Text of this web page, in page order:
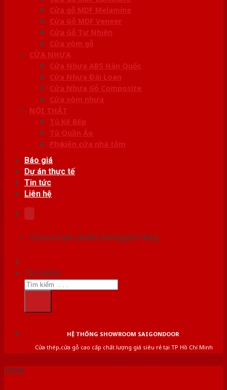
Cửa gỗ MDF Melamine
Cửa Gỗ MDF Veneer
Cửa Gỗ Tự Nhiên
Cửa vòm gỗ
CỬA NHỰA
Cửa Nhựa ABS Hàn Quốc
Cửa Nhựa Đài Loan
Cửa Nhựa Gỗ Composite
Cửa vòm nhựa
NỘI THẤT
Tủ Kệ Bếp
Tủ Quần Áo
Phụ kiện cửa nhà tắm
Báo giá
Dự án thực tế
Tin tức
Liên hệ
Chưa có sản phẩm trong giỏ hàng.
Tìm kiếm:
HỆ THỐNG SHOWROOM SAIGONDOOR
Cửa thép,cửa gỗ cao cấp chất lượng giá siêu rẻ tại TP Hồ Chí Minh
Tin tức